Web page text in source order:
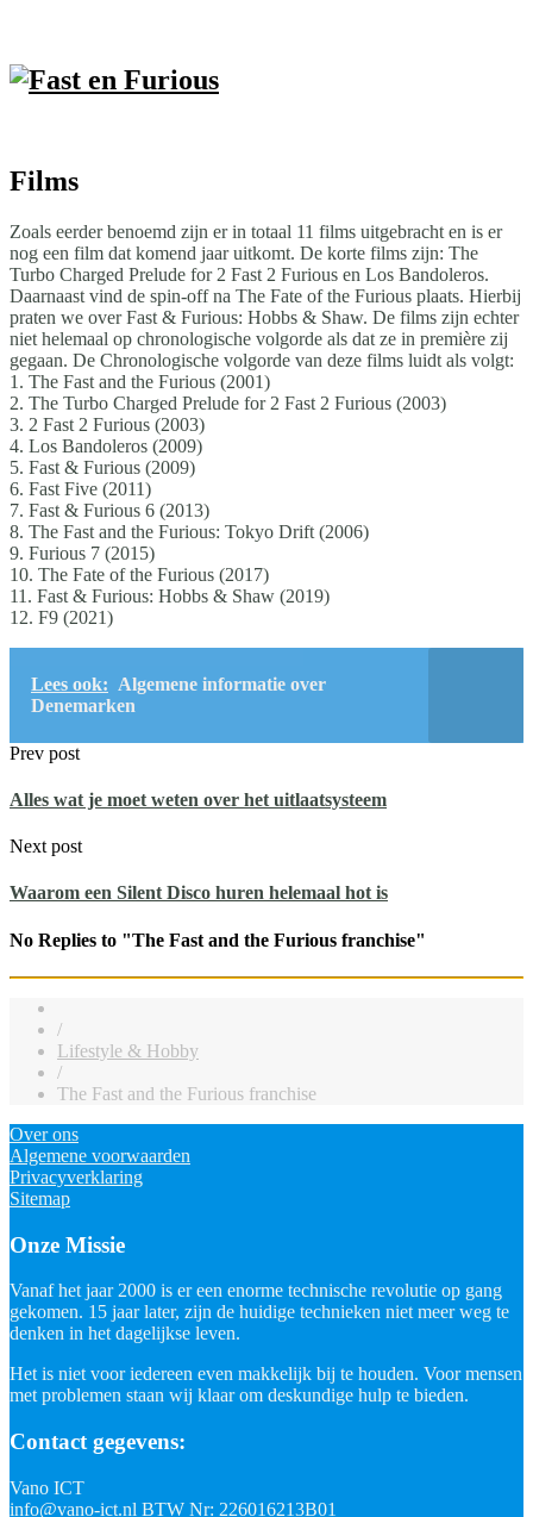
Films
Zoals eerder benoemd zijn er in totaal 11 films uitgebracht en is er
nog een film dat komend jaar uitkomt. De korte films zijn: The
Turbo Charged Prelude for 2 Fast 2 Furious en Los Bandoleros.
Daarnaast vind de spin-off na The Fate of the Furious plaats. Hierbij
praten we over Fast & Furious: Hobbs & Shaw. De films zijn echter
niet helemaal op chronologische volgorde als dat ze in première zij
gegaan. De Chronologische volgorde van deze films luidt als volgt:
1. The Fast and the Furious (2001)
2. The Turbo Charged Prelude for 2 Fast 2 Furious (2003)
3. 2 Fast 2 Furious (2003)
4. Los Bandoleros (2009)
5. Fast & Furious (2009)
6. Fast Five (2011)
7. Fast & Furious 6 (2013)
8. The Fast and the Furious: Tokyo Drift (2006)
9. Furious 7 (2015)
10. The Fate of the Furious (2017)
11. Fast & Furious: Hobbs & Shaw (2019)
12. F9 (2021)
Lees ook: Algemene informatie over
Denemarken
Prev post
Alles wat je moet weten over het uitlaatsysteem
Next post
Waarom een Silent Disco huren helemaal hot is
No Replies to "The Fast and the Furious franchise"
/
Lifestyle & Hobby
/
The Fast and the Furious franchise
Over ons
Algemene voorwaarden
Privacyverklaring
Sitemap
Onze Missie
Vanaf het jaar 2000 is er een enorme technische revolutie op gang
gekomen. 15 jaar later, zijn de huidige technieken niet meer weg te
denken in het dagelijkse leven.
Het is niet voor iedereen even makkelijk bij te houden. Voor mensen
met problemen staan wij klaar om deskundige hulp te bieden.
Contact gegevens:
Vano ICT
info@vano-ict.nl BTW Nr: 226016213B01